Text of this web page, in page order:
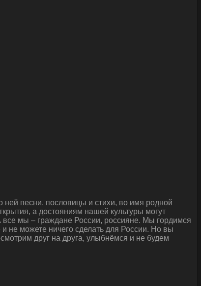
песни, пословицы и стихи, во имя родной
а достояниям нашей культуры могут
мы – граждане России, россияне. Мы гордимся
не можете ничего сделать для России. Но вы
друг на друга, улыбнёмся и не будем